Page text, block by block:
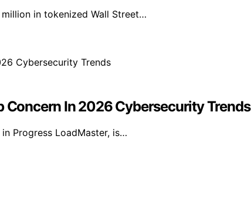
in tokenized Wall Street…
In 2026 Cybersecurity Trends
Progress LoadMaster, is…